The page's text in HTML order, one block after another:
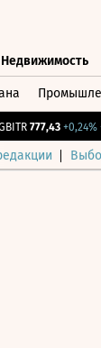
Недвижимость
777,43 +0,24%↑